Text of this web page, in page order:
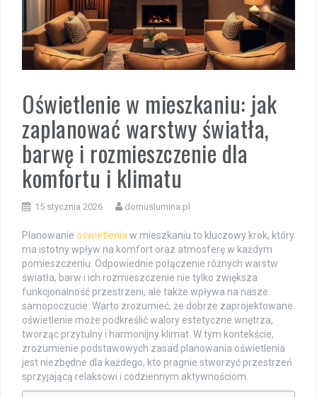
Oświetlenie w mieszkaniu: jak
zaplanować warstwy światła,
barwę i rozmieszczenie dla
komfortu i klimatu
15 stycznia 2026 domuslumina.pl
Planowanie oświetlenia w mieszkaniu to kluczowy krok, który
ma istotny wpływ na komfort oraz atmosferę w każdym
pomieszczeniu. Odpowiednie połączenie różnych warstw
światła, barw i ich rozmieszczenie nie tylko zwiększa
funkcjonalność przestrzeni, ale także wpływa na nasze
samopoczucie. Warto zrozumieć, że dobrze zaprojektowane
oświetlenie może podkreślić walory estetyczne wnętrza,
tworząc przytulny i harmonijny klimat. W tym kontekście,
zrozumienie podstawowych zasad planowania oświetlenia
jest niezbędne dla każdego, kto pragnie stworzyć przestrzeń
sprzyjającą relaksowi i codziennym aktywnościom.